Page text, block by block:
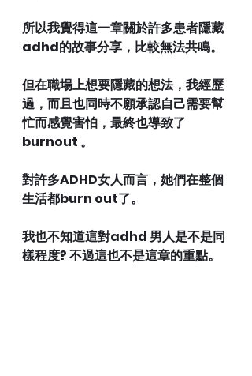
所以我覺得這一章關於許多患者隱藏
adhd的故事分享，比較無法共鳴。
但在職場上想要隱藏的想法，我經歷
過，而且也同時不願承認自己需要幫
忙而感覺害怕，最終也導致了
burnout 。
對許多ADHD女人而言，她們在整個
生活都burn out了。
我也不知道這對adhd 男人是不是同
樣程度? 不過這也不是這章的重點。